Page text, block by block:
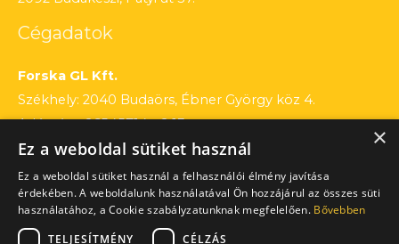
Cégadatok
Forska GL Kft.
Székhely: 2040 Budaörs, Ébner György köz 4.
Adószám: 26545714 – 2 13
Cégjegyzékszám: 13 – 09 – 195803
Számlaszám: 12010154 – 01660751 – 00100001
×
Ez a weboldal sütiket használ
Ez a weboldal sütiket használ a felhasználói élmény javítása
érdekében. A weboldalunk használatával Ön hozzájárul az összes süti
használatához, a Cookie szabályzatunknak megfelelően. Bővebben
TELJESÍTMÉNY
CÉLZÁS